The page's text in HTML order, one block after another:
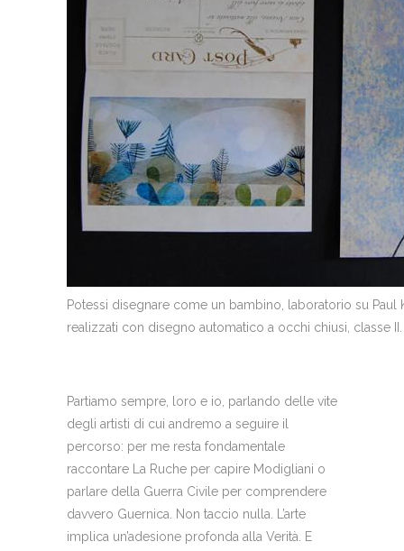
Potessi disegnare come un bambino, laboratorio su Paul
realizzati con disegno automatico a occhi chiusi, classe II.
Partiamo sempre, loro e io, parlando delle vite
degli artisti di cui andremo a seguire il
percorso: per me resta fondamentale
raccontare La Ruche per capire Modigliani o
parlare della Guerra Civile per comprendere
davvero Guernica. Non taccio nulla. L’arte
implica un’adesione profonda alla Verità. E